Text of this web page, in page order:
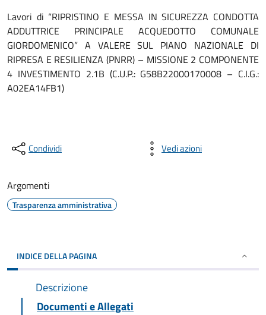
Lavori di “RIPRISTINO E MESSA IN SICUREZZA CONDOTTA
ADDUTTRICE PRINCIPALE ACQUEDOTTO COMUNALE
GIORDOMENICO” A VALERE SUL PIANO NAZIONALE DI
RIPRESA E RESILIENZA (PNRR) – MISSIONE 2 COMPONENTE
4 INVESTIMENTO 2.1B (C.U.P.: G58B22000170008 – C.I.G.:
A02EA14FB1)
Condividi Vedi azioni
Argomenti
Trasparenza amministrativa
INDICE DELLA PAGINA
Descrizione
Documenti e Allegati